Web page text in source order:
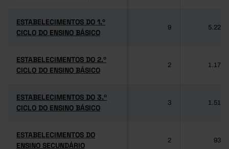
ESTABELECIMENTOS DO 1.º
CICLO DO ENSINO BÁSICO
ESTABELECIMENTOS DO 1.º
CICLO DO ENSINO BÁSICO
9 5.221
ESTABELECIMENTOS DO 2.º
CICLO DO ENSINO BÁSICO
ESTABELECIMENTOS DO 2.º
CICLO DO ENSINO BÁSICO
2 1.170
ESTABELECIMENTOS DO 3.º
CICLO DO ENSINO BÁSICO
ESTABELECIMENTOS DO 3.º
CICLO DO ENSINO BÁSICO
3 1.516
ESTABELECIMENTOS DO
ENSINO SECUNDÁRIO
ESTABELECIMENTOS DO
ENSINO SECUNDÁRIO
2 937